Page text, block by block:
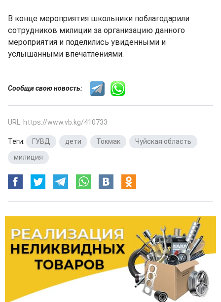
В конце мероприятия школьники поблагодарили
сотрудников милиции за организацию данного
мероприятия и поделились увиденными и
услышанными впечатлениями.
Сообщи свою новость:
URL: https://www.vb.kg/410733
Теги: ГУВД дети Токмак Чуйская область
милиция